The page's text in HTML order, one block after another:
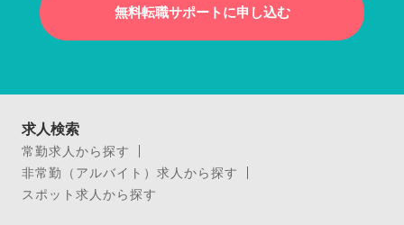
無料転職サポートに申し込む
求人検索
常勤求人から探す
非常勤（アルバイト）求人から探す
スポット求人から探す